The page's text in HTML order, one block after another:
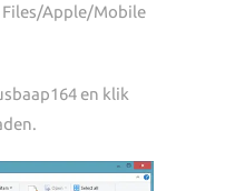
Apple/Mobile
en klik